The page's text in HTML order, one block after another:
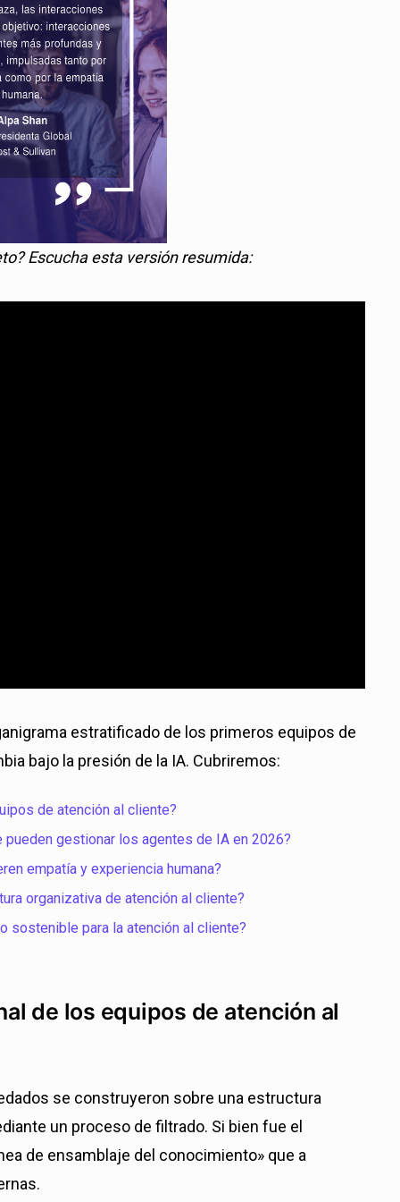
Escucha esta versión resumida:
estratificado de los primeros equipos de
bajo la presión de la IA. Cubriremos:
de atención al cliente?
gestionar los agentes de IA en 2026?
empatía y experiencia humana?
organizativa de atención al cliente?
sostenible para la atención al cliente?
de los equipos de atención al
se construyeron sobre una estructura
un proceso de filtrado. Si bien fue el
de ensamblaje del conocimiento» que a